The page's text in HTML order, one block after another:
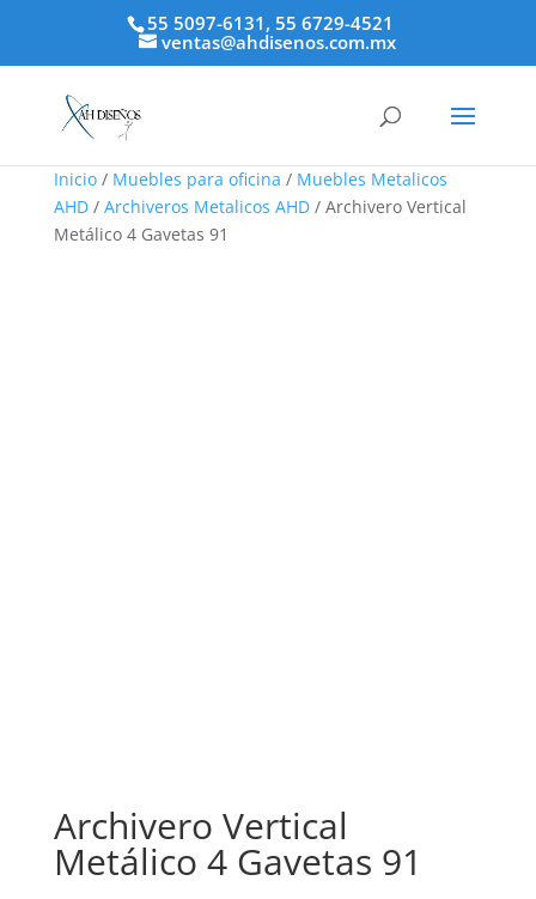
55 5097-6131, 55 6729-4521
ventas@ahdisenos.com.mx
Inicio/ Muebles para oficina / Muebles Metalicos
AHD/ Archiveros Metalicos AHD/ Archivero Vertical
Metálico 4 Gavetas 91
Archivero Vertical
Metálico 4 Gavetas 91